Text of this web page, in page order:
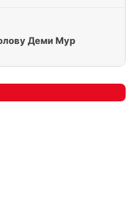
Деми Мур